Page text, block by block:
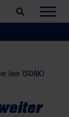
Suchfeld öffnen
leer (SOAK)